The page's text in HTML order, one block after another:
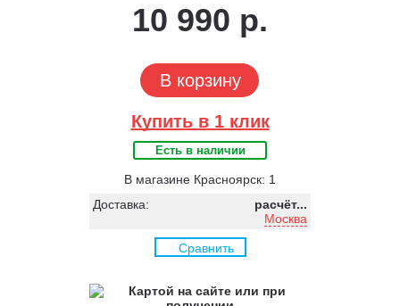
10 990 р.
В корзину
Купить в 1 клик
Есть в наличии
В магазине Красноярск: 1
Доставка:
расчёт...
Москва
Сравнить